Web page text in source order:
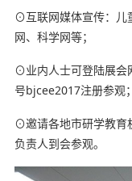
⊙互联网媒体宣传：儿
网、科学网等；
⊙业内人士可登陆展
号bjcee2017注册参观；
⊙邀请各地市研学教育
负责人到会参观。